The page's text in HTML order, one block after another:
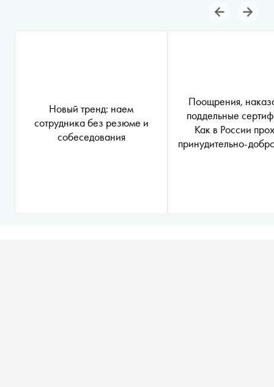
Новый тренд: наем
сотрудника без резюме и
собеседования
Поощрения,
поддельные
Как в России
принудительно-